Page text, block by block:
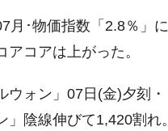
月･物価指数「2.8％」
アコアは上がった。
ウォン」07日(金)夕刻
」陰線伸びて1,420割れ。